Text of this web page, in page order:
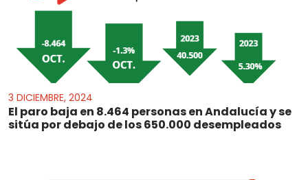
3 DICIEMBRE, 2024
El paro baja en 8.464 personas en Andalucía y se
sitúa por debajo de los 650.000 desempleados